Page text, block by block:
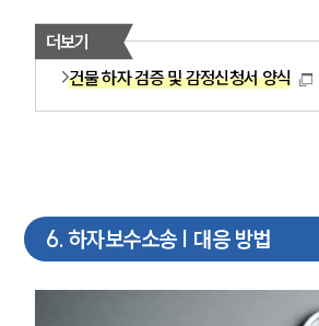
대륜법률상담예약
더보기
건물 하자 검증 및 감정신청서 양식
6.하자보수소송 | 대응 방법